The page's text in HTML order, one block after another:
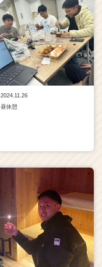
2024.11.26
昼休憩